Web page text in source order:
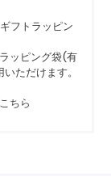
フトラッピン
ッピング袋(有
ただけます。
ちら